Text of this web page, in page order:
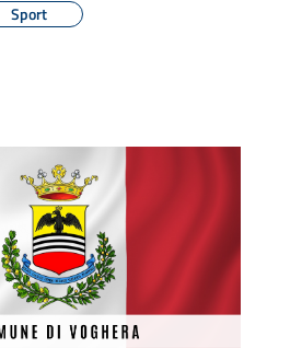
Sport